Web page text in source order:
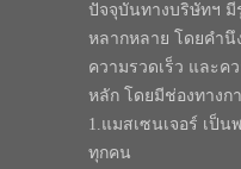
ปัจจุบันทางบริษัทฯ
หลากหลาย โดยคำนึ
ความรวดเร็ว และค
หลัก โดยมีช่องทางก
1.แมสเซนเจอร์ เป็
ทุกคน